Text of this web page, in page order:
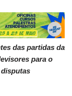
das partidas da
para o